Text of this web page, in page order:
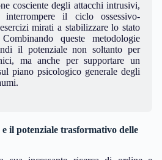
cosciente degli attacchi intrusivi,
il ciclo ossessivo-
mirati a stabilizzare lo stato
queste metodologie
il potenziale non soltanto per
ma anche per supportare un
piano psicologico generale degli
il potenziale trasformativo delle